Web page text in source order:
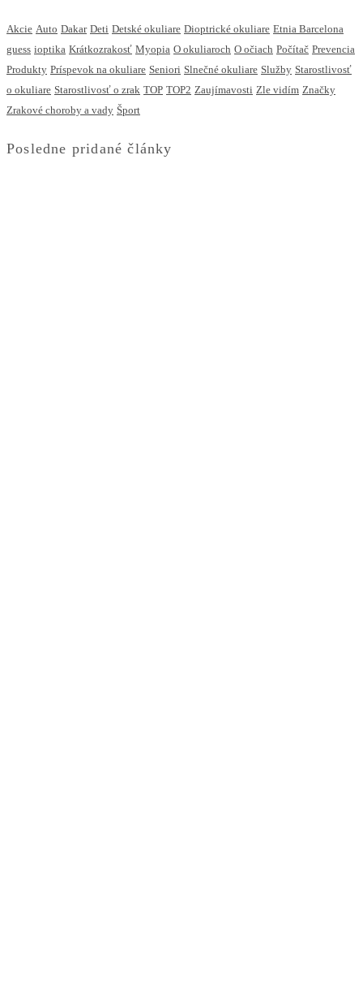
Akcie Auto Dakar Deti Detské okuliare Dioptrické okuliare Etnia Barcelona
guess ioptika Krátkozrakosť Myopia O okuliaroch O očiach Počítač Prevencia
Produkty Príspevok na okuliare Seniori Slnečné okuliare Služby Starostlivosť
o okuliare Starostlivosť o zrak TOP TOP2 Zaujímavosti Zle vidím Značky
Zrakové choroby a vady Šport
Posledne pridané články